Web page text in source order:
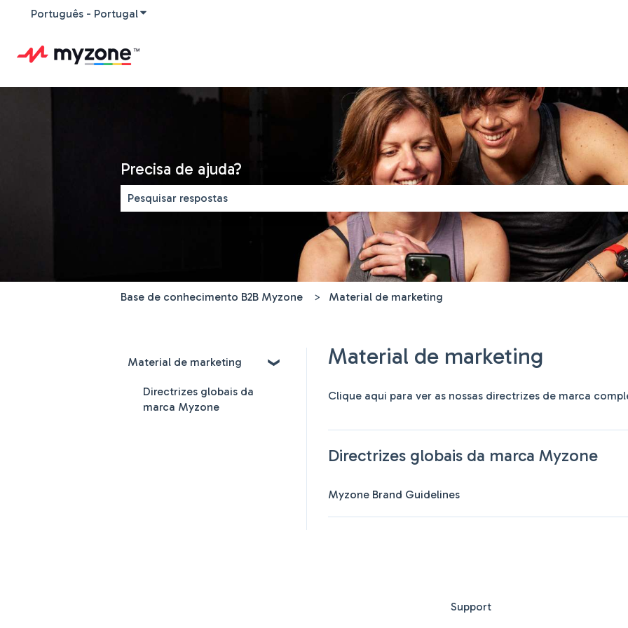
Português - PortugalMostrar submenu para traduções
Precisa de ajuda?
Não existem sugestões porque o campo de pesquisa está vazio.
Base de conhecimento B2B Myzone Material de marketing
Material de marketing
Clique aqui para ver as nossas directrizes de marca
Directrizes globais da marca Myzone
Myzone Brand Guidelines
Material de marketing
Directrizes globais da
marca Myzone
Support